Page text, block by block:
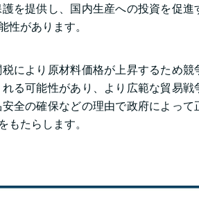
を提供し、国内生産への投資を促
があります。
により原材料価格が上昇するため競
る可能性があり、より広範な貿易
全の確保などの理由で政府によっ
たらします。